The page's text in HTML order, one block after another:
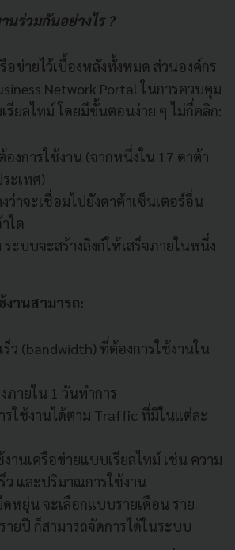
นร่วมกันอย่างไร ?
อข่ายไว้เบื้องหลังทั้งหมด ส่วนองค์กร
Network Portal ในการควบคุม
รียลไทม์ โดยมีขั้นตอนง่าย ๆ ไม่กี่คลิก:
งการใช้งาน (จากหนึ่งใน 17 ดาต้า
ะเทศ)
ว่าจะเชื่อมไปยังดาต้าเซ็นเตอร์อื่น
ใด
ระบบจะสร้างลิงก์ให้เสร็จภายในหนึ่ง
งานสามารถ:
ว (bandwidth) ที่ต้องการใช้งานใน
ภายใน 1 วันทำการ
รใช้งานได้ตาม Traffic ที่มีในแต่ละ
านเครือข่ายแบบเรียลไทม์ เช่น ความ
ว และปริมาณการใช้งาน
หยุ่น จะเลือกแบบรายเดือน ราย
ายปี ก็สามารถจัดการได้ในระบบ